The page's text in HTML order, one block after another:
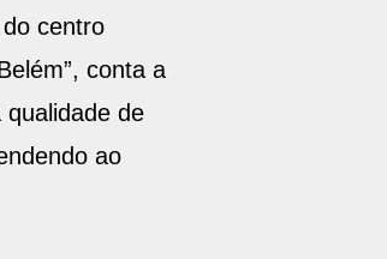
centro
conta a
de
ao